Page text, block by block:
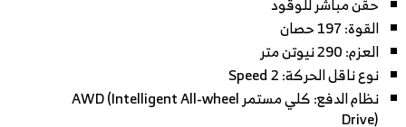
القوة: 197 حصان
العزم: 290 نيوتن متر
نوع ناقل الحركة: 2 Speed
نظام الدفع: كلي مستمر AWD (Intelligent All-wheel
Drive)